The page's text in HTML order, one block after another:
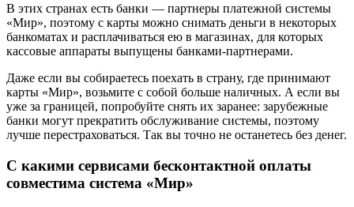
В этих странах есть банки — партнеры платежной системы
«Мир», поэтому с карты можно снимать деньги в некоторых
банкоматах и расплачиваться ею в магазинах, для которых
кассовые аппараты выпущены банками-партнерами.
Даже если вы собираетесь поехать в страну, где принимают
карты «Мир», возьмите с собой больше наличных. А если вы
уже за границей, попробуйте снять их заранее: зарубежные
банки могут прекратить обслуживание системы, поэтому
лучше перестраховаться. Так вы точно не останетесь без денег.
С какими сервисами бесконтактной оплаты
совместима система «Мир»